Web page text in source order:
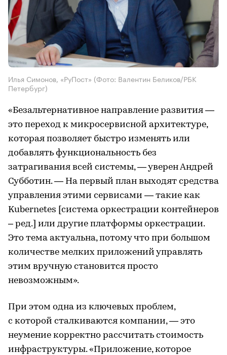
Илья Симонов, «РуПост» (Фото: Валентин Беликов/РБК
Петербург)
«Безальтернативное направление развития —
это переход к микросервисной архитектуре,
которая позволяет быстро изменять или
добавлять функциональность без
затрагивания всей системы, — уверен Андрей
Субботин. — На первый план выходят средства
управления этими сервисами — такие как
Kubernetes [система оркестрации контейнеров
– ред.] или другие платформы оркестрации.
Это тема актуальна, потому что при большом
количестве мелких приложений управлять
этим вручную становится просто
невозможным».
При этом одна из ключевых проблем,
с которой сталкиваются компании, — это
неумение корректно рассчитать стоимость
инфраструктуры. «Приложение, которое